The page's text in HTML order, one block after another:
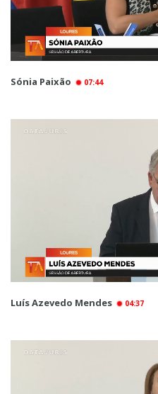
Sónia Paixão 07:44
Luís Azevedo Mendes 04:37